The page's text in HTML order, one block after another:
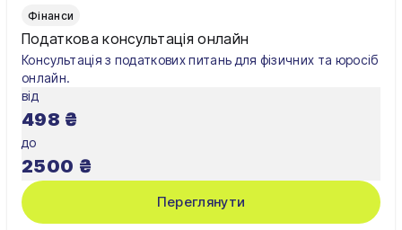
Полтава
Рівне
Тернопіль
Фінанси
Податкова консультація онлайн
Консультація з податкових питань для фізичних та юросіб
онлайн.
від
498 ₴
до
2500 ₴
Переглянути